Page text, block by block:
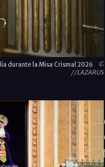
durante la Misa Crismal 2026
©
//LAZARUS